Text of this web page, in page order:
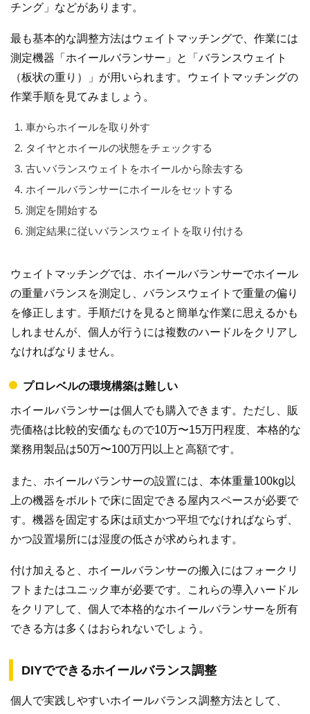
チング」などがあります。
最も基本的な調整方法はウェイトマッチングで、作業には
測定機器「ホイールバランサー」と「バランスウェイト
（板状の重り）」が用いられます。ウェイトマッチングの
作業手順を見てみましょう。
車からホイールを取り外す
タイヤとホイールの状態をチェックする
古いバランスウェイトをホイールから除去する
ホイールバランサーにホイールをセットする
測定を開始する
測定結果に従いバランスウェイトを取り付ける
ウェイトマッチングでは、ホイールバランサーでホイール
の重量バランスを測定し、バランスウェイトで重量の偏り
を修正します。手順だけを見ると簡単な作業に思えるかも
しれませんが、個人が行うには複数のハードルをクリアし
なければなりません。
プロレベルの環境構築は難しい
ホイールバランサーは個人でも購入できます。ただし、販
売価格は比較的安価なもので10万〜15万円程度、本格的な
業務用製品は50万〜100万円以上と高額です。
また、ホイールバランサーの設置には、本体重量100kg以
上の機器をボルトで床に固定できる屋内スペースが必要で
す。機器を固定する床は頑丈かつ平坦でなければならず、
かつ設置場所には湿度の低さが求められます。
付け加えると、ホイールバランサーの搬入にはフォークリ
フトまたはユニック車が必要です。これらの導入ハードル
をクリアして、個人で本格的なホイールバランサーを所有
できる方は多くはおられないでしょう。
DIYでできるホイールバランス調整
個人で実践しやすいホイールバランス調整方法として、